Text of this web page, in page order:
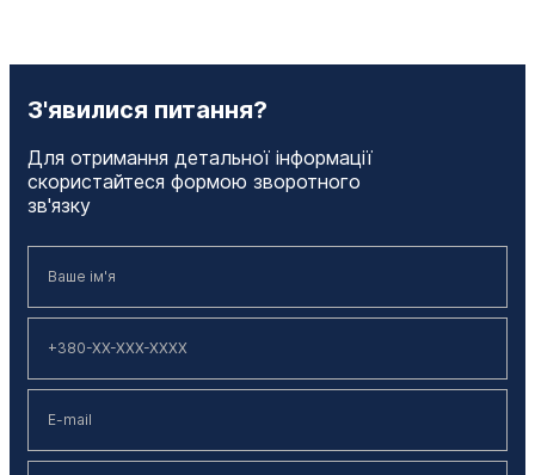
З'явилися питання?
Для отримання детальної інформації
скористайтеся формою зворотного
зв'язку